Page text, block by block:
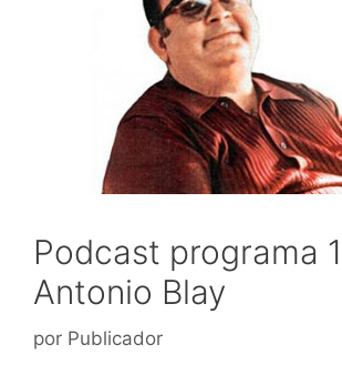
Podcast programa
Antonio Blay
por Publicador